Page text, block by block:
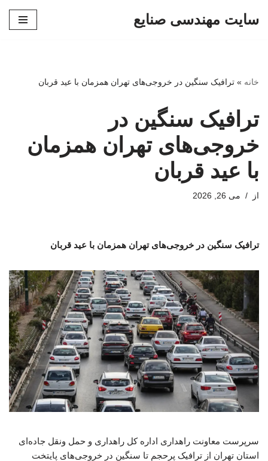
سایت مهندسی صنایع
خانه » ترافیک سنگین در خروجی‌های تهران همزمان با عید قربان
ترافیک سنگین در
خروجی‌های تهران همزمان
با عید قربان
از می 26, 2026
ترافیک سنگین در خروجی‌های تهران همزمان با عید قربان
سرپرست معاونت راهداری اداره کل راهداری و حمل ونقل جاده‌ای
استان تهران از ترافیک پرحجم تا سنگین در خروجی‌های پایتخت